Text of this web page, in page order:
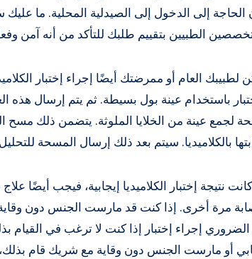
الحاجة إلى الدخول إلى الصيدلية المحلية. ما
الطبيين بتقييم طلبك للتأكد من أنه آمن
لطبيبك العام أو ممرضتك أيضًا إجراء إختبار
باستخدام عينة بول بسيطة. ثم يتم إرسال هذه
لجمع عينة من الخلايا الملوثة. يتضمن ذلك
بالكلاميديا. سيتم بعد ذلك إرسال المسحة
كانت نتيجة إختبار الكلاميديا ​​إيجابية، فيجب
مرة أخرى. إذا كنت قد مارست الجنس دون
إجراء إختبار إذا كنت لا ترغب في القيام
أو مارست الجنس دون وقاية مع شريك قام